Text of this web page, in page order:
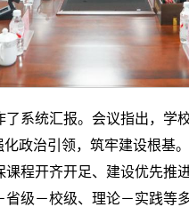
系统汇报。会议指出，学
政治引领，筑牢建设根基
程开齐开足、建设优先推
级－校级、理论－实践等